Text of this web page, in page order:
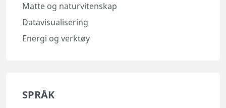
Matte og naturvitenskap
Datavisualisering
Energi og verktøy
SPRÅK